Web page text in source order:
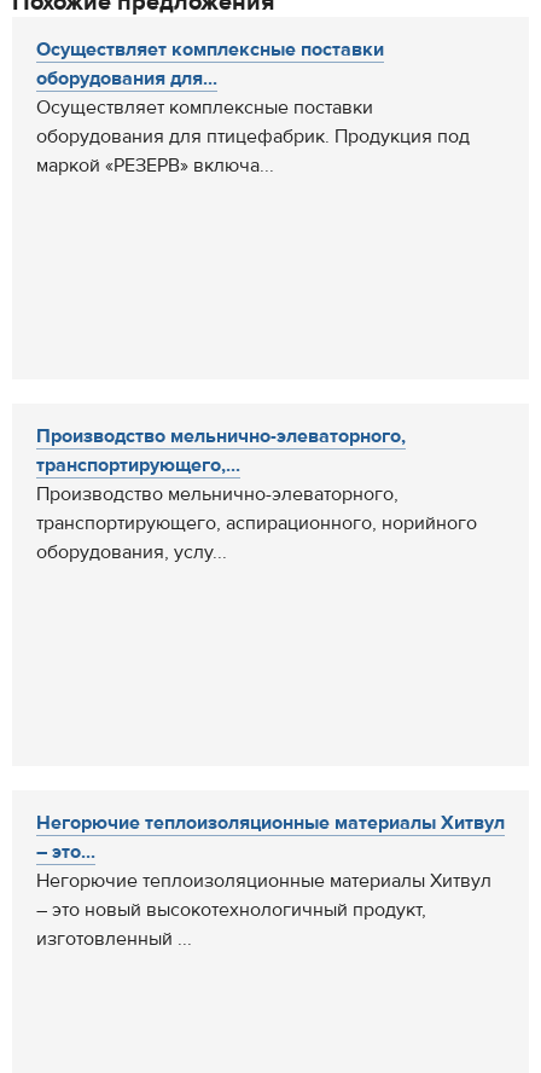
Осуществляет комплексные поставки
оборудования для...
Осуществляет комплексные поставки
оборудования для птицефабрик. Продукция под
маркой «РЕЗЕРВ» включа...
Производство мельнично-элеваторного,
транспортирующего,...
Производство мельнично-элеваторного,
транспортирующего, аспирационного, норийного
оборудования, услу...
Негорючие теплоизоляционные материалы Хитвул
– это...
Негорючие теплоизоляционные материалы Хитвул
– это новый высокотехнологичный продукт,
изготовленный ...